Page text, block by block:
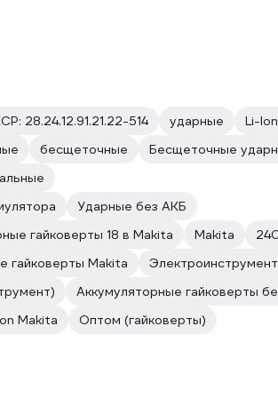
28.24.12.91.21.22-514 ударные
Li-Ion
бесщеточные
Бесщеточные
Ударные без АКБ
гайковерты 18 в Makita
Makita
гайковерты Makita
Аккумуляторные гайковерты
Makita
Оптом (гайковерты)